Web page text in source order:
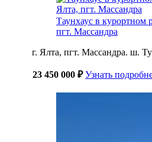
Таунхаус в курортном
пгт. Массандра
г. Ялта, пгт. Массандра. ш.
23 450 000 ₽ Узнать